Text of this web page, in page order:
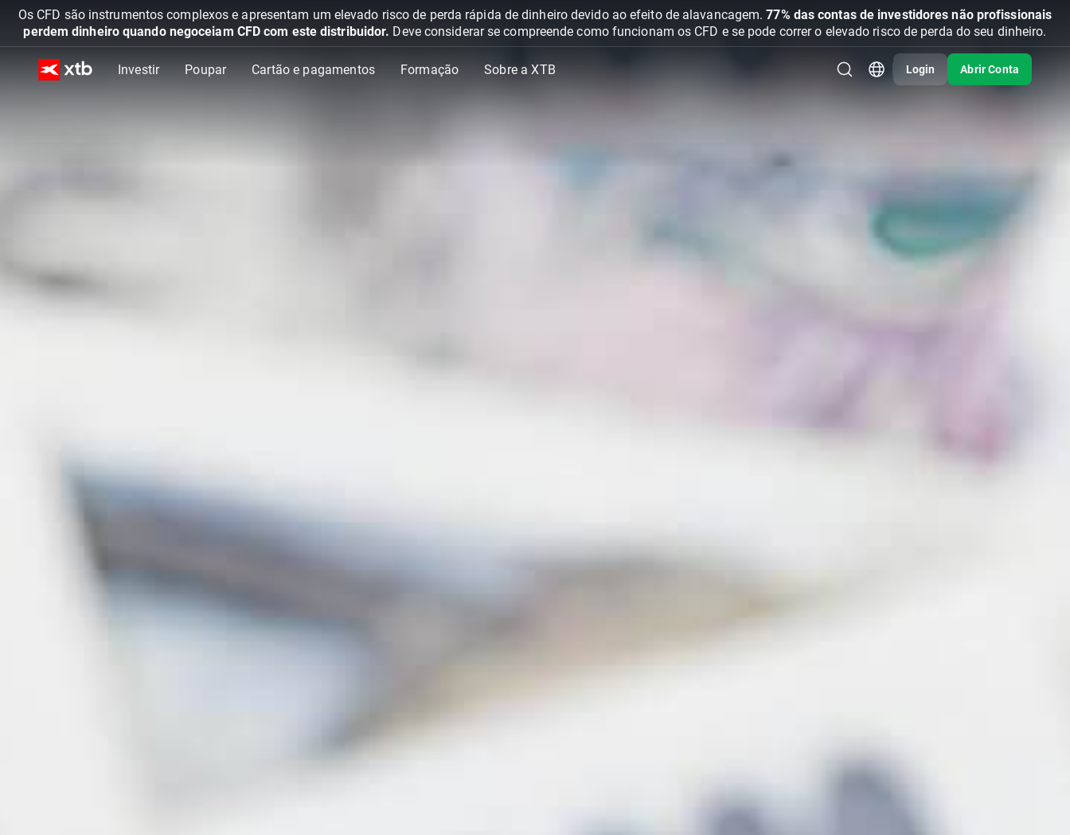
Os CFD são instrumentos complexos e apresentam um elevado risco de perda rápida de dinheiro devido ao efeito de alavancagem.77% das contas de investidores não profissionais
perdem dinheiro quando negoceiam CFD com este distribuidor. Deve considerar se compreende como funcionam os CFD e se pode correr o elevado risco de perda do seu dinheiro.
Investir Poupar Cartão e pagamentos Formação Sobre a XTB Login Abrir Conta